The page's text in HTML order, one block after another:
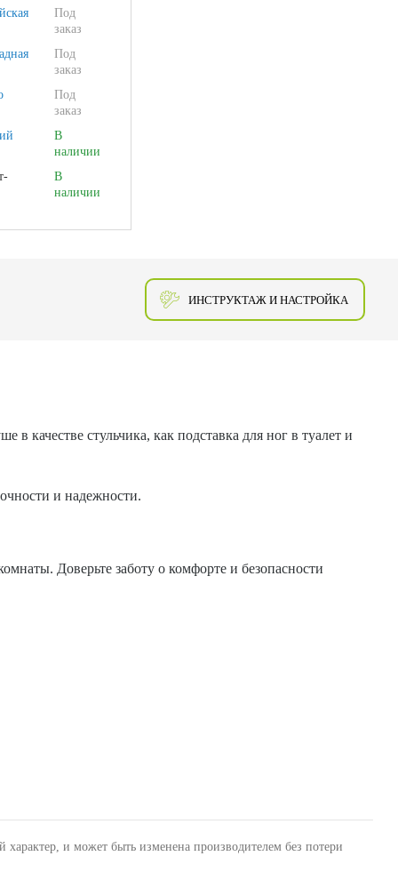
Под
заказ
Под
заказ
Под
заказ
В
наличии
В
наличии
ИНСТРУКТАЖ И НАСТРОЙКА
качестве стульчика, как подставка для ног в туалет и
и надежности.
Доверьте заботу о комфорте и безопасности
и может быть изменена производителем без потери